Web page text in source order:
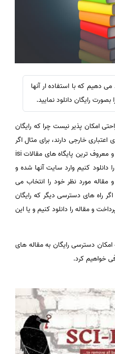
دهیم که با استفاده ار آنها
رایگان دانلود نمایید.
امکان پذیر نیست چرا که رایگان
اعتباری خارجی دارند، برای مثال اگر
بخواهیم مقاله یکی از معتبر ترین و معروف ترین پایگاه های مقالات isi
و علمی پژوهشی Sciencedirect را دانلود کنیم وارد سایت آنها شده و
مورد نظر خود را انتخاب می
راه های دسترسی دیگر که رایگان
و مقاله را دانلود کنیم و یا این
امکان دسترسی رایگان به مقاله های
خواهیم کرد.